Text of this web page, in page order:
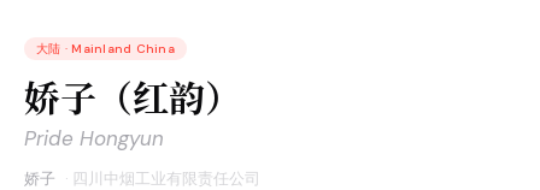
大陆 · Mainland China
娇子（红韵）
Pride Hongyun
娇子 · 四川中烟工业有限责任公司